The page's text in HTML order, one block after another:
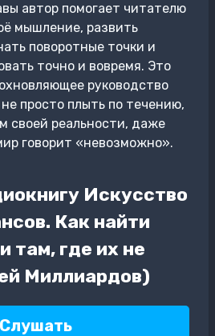
автор помогает читателю
мышление, развить
поворотные точки и
точно и вовремя. Это
руководство
просто плыть по течению,
своей реальности, даже
говорит «невозможно».
Искусство
Как найти
там, где их не
Миллиардов)
Слушать